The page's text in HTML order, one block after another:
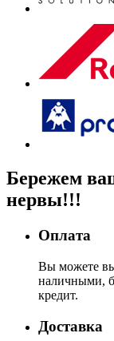
Бережем
нервы!!!
Оплата
Вы можете
наличными,
кредит.
Доставка